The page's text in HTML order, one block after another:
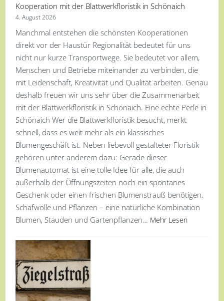
Kooperation mit der Blattwerkfloristik in Schönaich
4. August 2026
Manchmal entstehen die schönsten Kooperationen
direkt vor der Haustür Regionalität bedeutet für uns
nicht nur kurze Transportwege. Sie bedeutet vor allem,
Menschen und Betriebe miteinander zu verbinden, die
mit Leidenschaft, Kreativität und Qualität arbeiten. Genau
deshalb freuen wir uns sehr über die Zusammenarbeit
mit der Blattwerkfloristik in Schönaich. Eine echte Perle in
Schönaich Wer die Blattwerkfloristik besucht, merkt
schnell, dass es weit mehr als ein klassisches
Blumengeschäft ist. Neben liebevoll gestalteter Floristik
gehören unter anderem dazu: Gerade dieser
Blumenautomat ist eine tolle Idee für alle, die auch
außerhalb der Öffnungszeiten noch ein spontanes
Geschenk oder einen frischen Blumenstrauß benötigen.
Schafwolle und Pflanzen – eine natürliche Kombination
Blumen, Stauden und Gartenpflanzen… Mehr Lesen